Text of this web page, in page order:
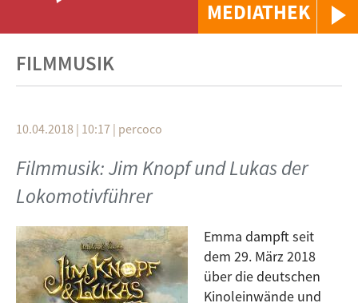
MEDIATHEK
FILMMUSIK
10.04.2018 | 10:17 | percoco
Filmmusik: Jim Knopf und Lukas der
Lokomotivführer
Emma dampft seit
dem 29. März 2018
über die deutschen
Kinoleinwände und